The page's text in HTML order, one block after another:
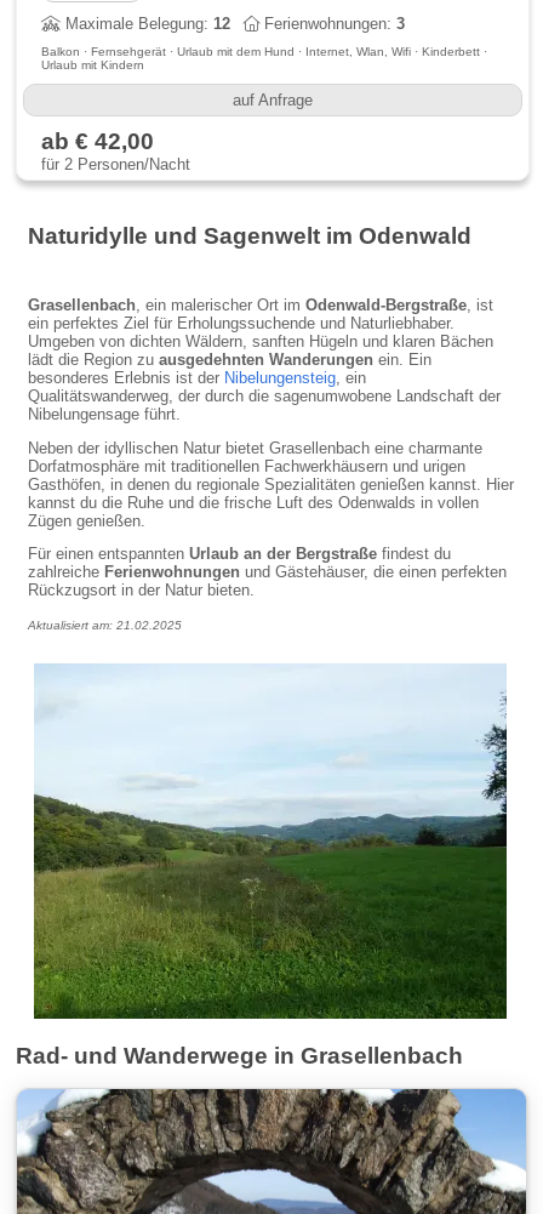
Maximale Belegung:12 Ferienwohnungen:3
Balkon · Fernsehgerät · Urlaub mit dem Hund · Internet, Wlan, Wifi · Kinderbett ·
Urlaub mit Kindern
auf Anfrage
ab € 42,00
für 2 Personen/Nacht
Naturidylle und Sagenwelt im Odenwald
Grasellenbach , ein malerischer Ort imOdenwald-Bergstraße , ist
ein perfektes Ziel für Erholungssuchende und Naturliebhaber.
Umgeben von dichten Wäldern, sanften Hügeln und klaren Bächen
lädt die Region zuausgedehnten Wanderungen ein. Ein
besonderes Erlebnis ist der Nibelungensteig , ein
Qualitätswanderweg, der durch die sagenumwobene Landschaft der
Nibelungensage führt.
Neben der idyllischen Natur bietet Grasellenbach eine charmante
Dorfatmosphäre mit traditionellen Fachwerkhäusern und urigen
Gasthöfen, in denen du regionale Spezialitäten genießen kannst. Hier
kannst du die Ruhe und die frische Luft des Odenwalds in vollen
Zügen genießen.
Für einen entspanntenUrlaub an der Bergstraße findest du
zahlreiche Ferienwohnungen und Gästehäuser, die einen perfekten
Rückzugsort in der Natur bieten.
Aktualisiert am: 21.02.2025
Rad- und Wanderwege in Grasellenbach